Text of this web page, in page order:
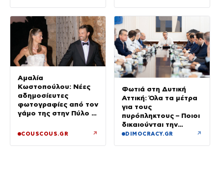
Αμαλία
Κωστοπούλου: Νέες
αδημοσίευτες
φωτογραφίες από τον
γάμο της στην Πύλο –
ανατείλει ο ήλιος
COUSCOUS.GR ↗
Φωτιά στη Δυτική
Αττική: Όλα τα μέτρα
για τους
πυρόπληκτους – Ποιοι
δικαιούνται την
προσωρινή οικονομική
DIMOCRACY.GR ↗